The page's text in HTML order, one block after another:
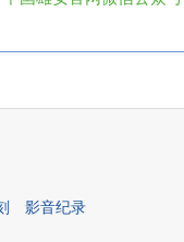
影音纪录